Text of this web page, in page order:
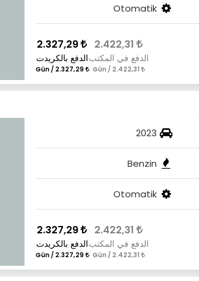
Otomatik
2.422,31
الدفع في المكتب
2.422,31 / Gün
2.327,29
الدفع بالكريدت
2.327,29 / Gün
2023
Benzin
Otomatik
2.422,31
الدفع في المكتب
2.422,31 / Gün
2.327,29
الدفع بالكريدت
2.327,29 / Gün